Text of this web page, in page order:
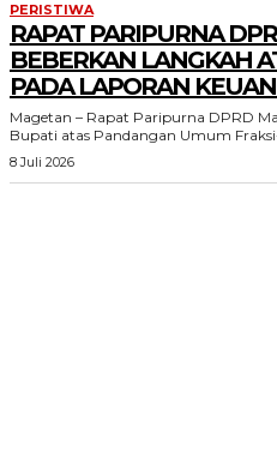
PERISTIWA
RAPAT PARIPURNA
BEBERKAN LANGKAH
PADA LAPORAN
Magetan – Rapat Paripurna DPRD
Bupati atas Pandangan Umum
8 Juli 2026